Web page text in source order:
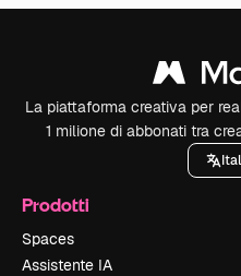
La piattaforma creativa per
1 milione di abbonati tra
Prodotti
Spaces
Assistente IA